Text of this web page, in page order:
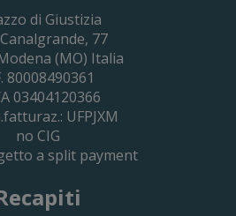
– Elezioni Dei Delegati
di Giustizia
77
(MO) Italia
80008490361
03404120366
UFPJXM
no CIG
a split payment